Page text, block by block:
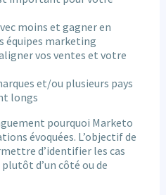
moins et gagner en
équipes marketing
vos ventes et votre
et/ou plusieurs pays
longs
pourquoi Marketo
évoquées. L’objectif de
d’identifier les cas
d’un côté ou de